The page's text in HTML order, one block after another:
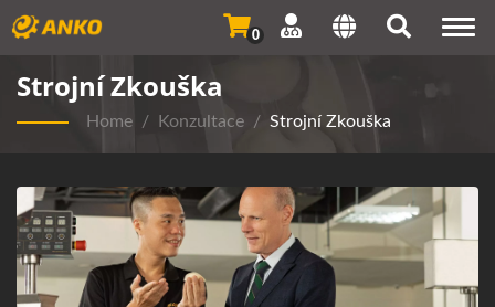
0
Strojní Zkouška
Home / Konzultace / Strojní Zkouška